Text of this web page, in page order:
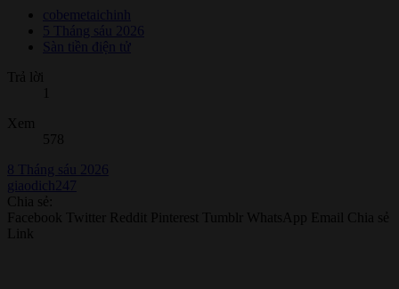
cobemetaichinh
5 Tháng sáu 2026
Sàn tiền điện tử
Trả lời
Xem
578
8 Tháng sáu 2026
giaodich247
Chia sẻ:
Facebook Twitter Reddit Pinterest Tumblr WhatsApp Email
Chia sẻ
Link